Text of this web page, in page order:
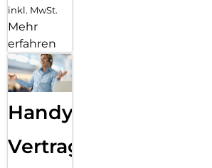
inkl. MwSt.
Mehr
erfahren
Handy
Vertragsabwicklung